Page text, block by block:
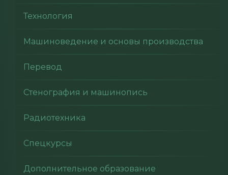
Технология
Машиноведение и основы производства
Перевод
Стенография и машинопись
Радиотехника
Спецкурсы
Дополнительное образование